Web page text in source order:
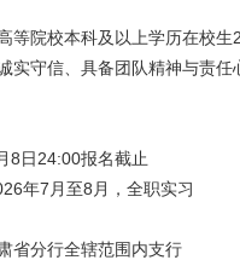
院校本科及以上学历在校生
守信、具备团队精神与责任
日24:00报名截止
年7月至8月，全职实习
分行全辖范围内支行